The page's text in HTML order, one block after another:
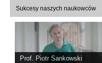
Sukcesy naszych naukowców
Prof. Piotr Sankowski